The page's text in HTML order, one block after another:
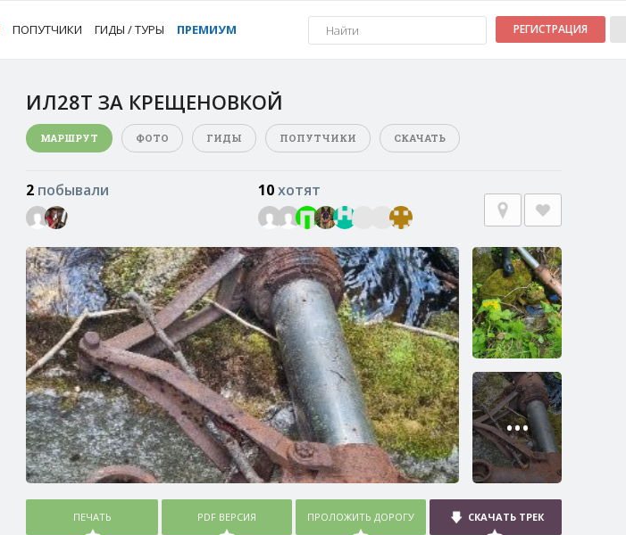
ПОПУТЧИКИ ГИДЫ / ТУРЫ ПРЕМИУМ РЕГИСТРАЦИЯ
ИЛ28Т ЗА КРЕЩЕНОВКОЙ
МАРШРУТ ФОТО ГИДЫ ПОПУТЧИКИ СКАЧАТЬ
2 побывали 10хотят
•••
ПЕЧАТЬ PDF ВЕРСИЯ ПРОЛОЖИТЬ ДОРОГУ СКАЧАТЬ ТРЕК